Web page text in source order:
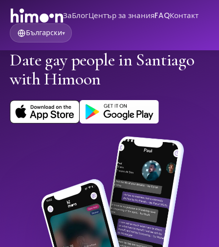
ЗаБлогЦентър за знанияFAQКонтакт
Български▾
Date gay people in Santiago
with Himoon